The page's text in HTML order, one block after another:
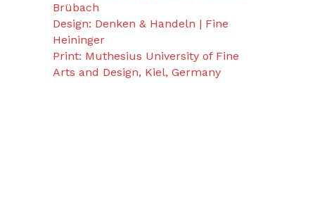
Brübach
Design: Denken & Handeln | Fine
Heininger
Print: Muthesius University of Fine
Arts and Design, Kiel, Germany